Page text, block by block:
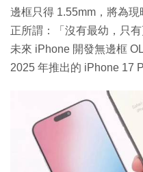
邊框只得 1.55mm，將為
正所謂：「沒有最幼，只
未來 iPhone 開發無邊框
2025 年推出的 iPhone 17